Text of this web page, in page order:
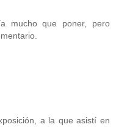
mucho que poner, pero
a la que asistí en